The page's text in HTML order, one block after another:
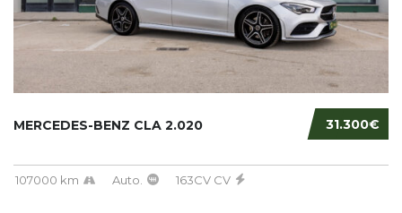
31.300€
MERCEDES-BENZ CLA 2.020
107000 km Auto. 163CV CV